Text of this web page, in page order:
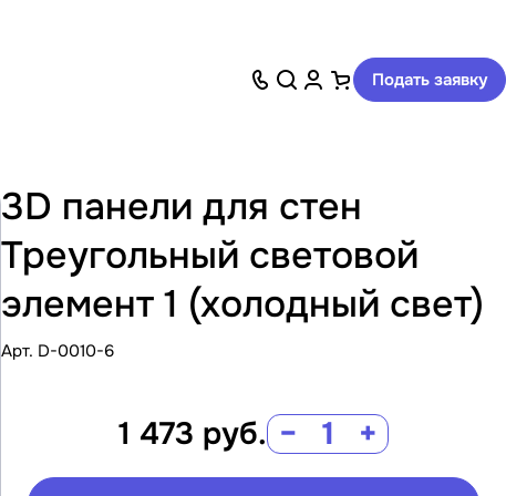
Подать заявку
3D панели для стен
Треугольный световой
элемент 1 (холодный свет)
Арт. D-0010-6
1 473 руб. − +